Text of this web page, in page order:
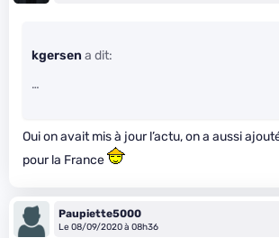
kgersen a dit:
…
Oui on avait mis à jour l’actu, on a aussi
pour la France
Paupiette5000
Le 08/09/2020 à 08h36